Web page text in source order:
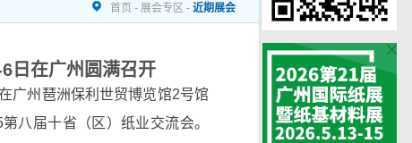
首页 - 展会专区 - 近期展会
日在广州圆满召开
广州琶洲保利世贸博览馆2号馆
八届十省（区）纸业交流会。